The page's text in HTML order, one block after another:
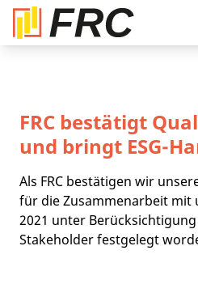
FRC bestätigt
und bringt ESG-
Als FRC bestätigen wir
für die Zusammenarbeit mit
2021 unter
Stakeholder festgelegt